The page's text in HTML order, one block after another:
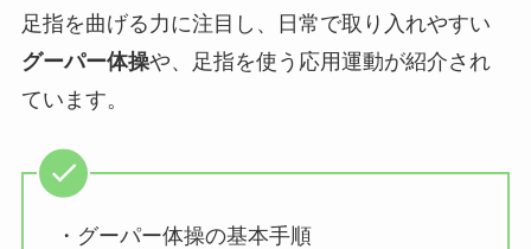
足指を曲げる力に注目し、日常で取り入れやすい
グーパー体操や、足指を使う応用運動が紹介され
ています。
・グーパー体操の基本手順